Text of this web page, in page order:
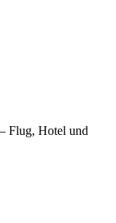
Flug, Hotel und